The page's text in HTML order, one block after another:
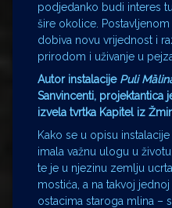
podjedanko budi interes
šire okolice.
dobiva novu vrijednost i
prirodom i uživanje u
Autor instalacije Puli
Sanvincenti, projektantica
izvela tvrtka Kapitel iz
Kako se u opisu
imala važnu ulogu u
te je u njezinu zemlju
mostića, a na takvoj
ostacima staroga mlina –